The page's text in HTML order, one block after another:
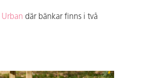
Urban där bänkar finns i två